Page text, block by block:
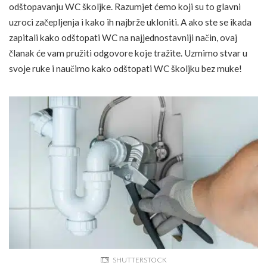
odštopavanju WC školjke. Razumjet ćemo koji su to glavni
uzroci začepljenja i kako ih najbrže ukloniti. A ako ste se ikada
zapitali kako odštopati WC na najjednostavniji način, ovaj
članak će vam pružiti odgovore koje tražite. Uzmimo stvar u
svoje ruke i naučimo kako odštopati WC školjku bez muke!
SHUTTERSTOCK